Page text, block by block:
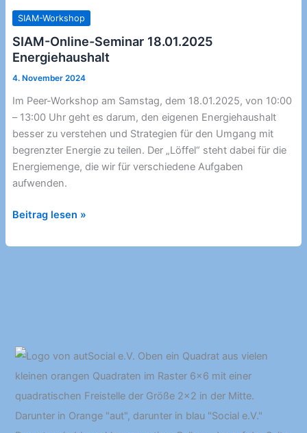
SIAM-Workshop
SIAM-Online-Seminar 18.01.2025
Energiehaushalt
4. November 2024
Im Peer-Workshop am Samstag, dem 18.01.2025, von 10:00
– 13:00 Uhr geht es darum, den eigenen Energiehaushalt
besser zu verstehen und Strategien für den Umgang mit
begrenzter Energie zu teilen. Der „Löffel“ steht dabei für die
Energiemenge, die wir für verschiedene Aufgaben
aufwenden.
SIAM-
Seminar
Beitrag lesen »